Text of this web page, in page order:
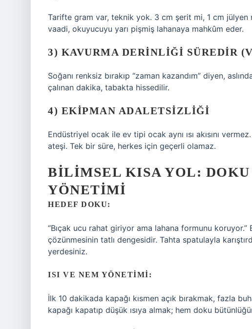
Tarifte gram var, teknik yok. 3 cm şerit mi, 1 cm jülyen
vaadi, okuyucuyu yarı pişmiş lahanaya mahkûm eder.
3) KAVURMA DERINLIĞI SÜREDIR
Soğanı renksiz bırakıp “zaman kazandım” diyen,
çalınan dakika, tabakta hissedilir.
4) EKIPMAN ADALETSIZLIĞI
Endüstriyel ocak ile ev tipi ocak aynı ısı akısını
ateşi. Tek bir süre, herkes için geçerli olamaz.
BILIMSEL KISA YOL:
YÖNETIMI
HEDEF DOKU:
“Bıçak ucu rahat giriyor ama lahana formunu
çözünmesinin tatlı dengesidir. Tahta spatulayla
yerdesiniz.
ISI VE NEM YÖNETIMI:
İlk 10 dakikada kapağı kısmen açık bırakmak, fazla
kapağı kapatıp düşük ısıya almak; hem doku